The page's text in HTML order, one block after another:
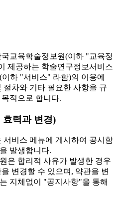
교육학술정보원(이하 "교육정
제공하는 학술연구정보서비스
하 "서비스" 라함)의 이용에
절차와 기타 필요한 사항을 규
적으로 합니다.
효력과 변경)
비스 메뉴에 게시하여 공시함
발생합니다.
은 합리적 사유가 발생한 경우
변경할 수 있으며, 약관을 변
지체없이 "공지사항"을 통해